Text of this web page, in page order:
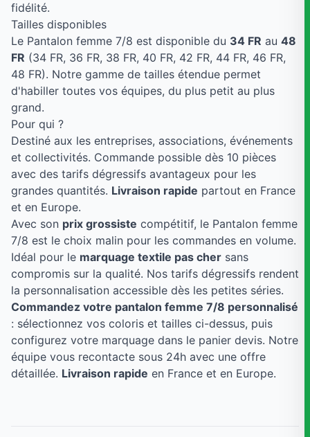
fidélité.
Tailles disponibles
Le Pantalon femme 7/8 est disponible du 34 FR au 48
FR (34 FR, 36 FR, 38 FR, 40 FR, 42 FR, 44 FR, 46 FR,
48 FR). Notre gamme de tailles étendue permet
d'habiller toutes vos équipes, du plus petit au plus
grand.
Pour qui ?
Destiné aux les entreprises, associations, événements
et collectivités. Commande possible dès 10 pièces
avec des tarifs dégressifs avantageux pour les
grandes quantités. Livraison rapide partout en France
et en Europe.
Avec son prix grossiste compétitif, le Pantalon femme
7/8 est le choix malin pour les commandes en volume.
Idéal pour le marquage textile pas cher sans
compromis sur la qualité. Nos tarifs dégressifs rendent
la personnalisation accessible dès les petites séries.
Commandez votre pantalon femme 7/8 personnalisé
: sélectionnez vos coloris et tailles ci-dessus, puis
configurez votre marquage dans le panier devis. Notre
équipe vous recontacte sous 24h avec une offre
détaillée. Livraison rapide en France et en Europe.